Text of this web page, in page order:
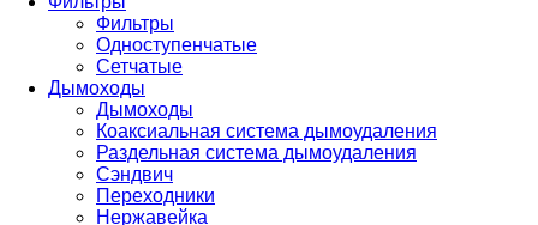
Фильтры
Одноступенчатые
Сетчатые
Дымоходы
Дымоходы
Коаксиальная система дымоудаления
Раздельная система дымоудаления
Сэндвич
Переходники
Нержавейка